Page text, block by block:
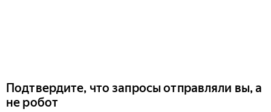
Подтвердите, что запросы отправляли вы, а
не робот